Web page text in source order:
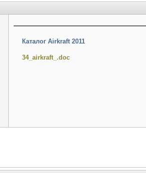
Каталог Airkraft 2011
34_airkraft_.doc